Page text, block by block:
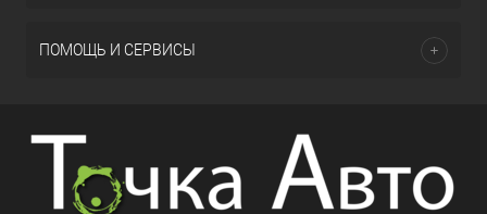
ПОМОЩЬ И СЕРВИСЫ